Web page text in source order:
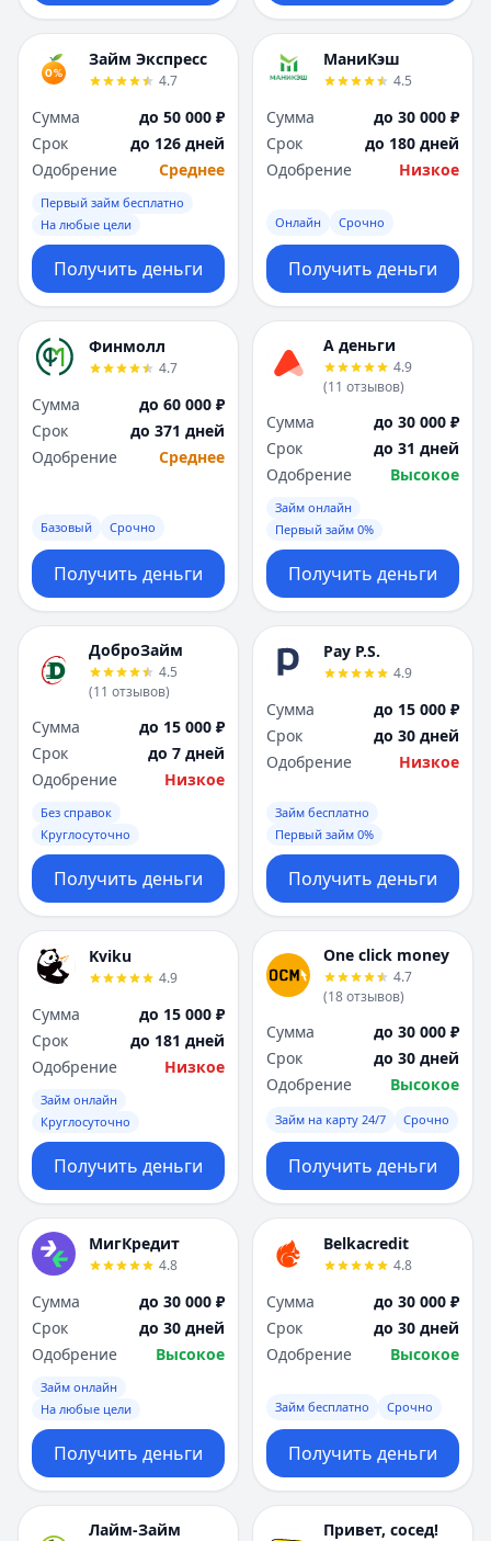
Займ Экспресс
4.7
Сумма
до 50 000 ₽
Срок
до 126 дней
Одобрение
Среднее
Первый займ бесплатно
На любые цели
Получить деньги
МаниКэш
4.5
Сумма
до 30 000 ₽
Срок
до 180 дней
Одобрение
Низкое
Онлайн Срочно
Получить деньги
Финмолл
4.7
Сумма
до 60 000 ₽
Срок
до 371 дней
Одобрение
Среднее
Базовый Срочно
Получить деньги
А деньги
4.9
(11 отзывов)
Сумма
до 30 000 ₽
Срок
до 31 дней
Одобрение
Высокое
Займ онлайн
Первый займ 0%
Получить деньги
ДоброЗайм
4.5
(11 отзывов)
Сумма
до 15 000 ₽
Срок
до 7 дней
Одобрение
Низкое
Без справок
Круглосуточно
Получить деньги
Pay P.S.
4.9
Сумма
до 15 000 ₽
Срок
до 30 дней
Одобрение
Низкое
Займ бесплатно
Первый займ 0%
Получить деньги
Kviku
4.9
Сумма
до 15 000 ₽
Срок
до 181 дней
Одобрение
Низкое
Займ онлайн
Круглосуточно
Получить деньги
One click money
4.7
(18отзывов)
Сумма
до 30 000 ₽
Срок
до 30 дней
Одобрение
Высокое
Займ на карту 24/7 Срочно
Получить деньги
МигКредит
4.8
Сумма
до 30 000 ₽
Срок
до 30 дней
Одобрение
Высокое
Займ онлайн
На любые цели
Получить деньги
Belkacredit
4.8
Сумма
до 30 000 ₽
Срок
до 30 дней
Одобрение
Высокое
Займ бесплатно Срочно
Получить деньги
Лайм-Займ Привет, сосед!